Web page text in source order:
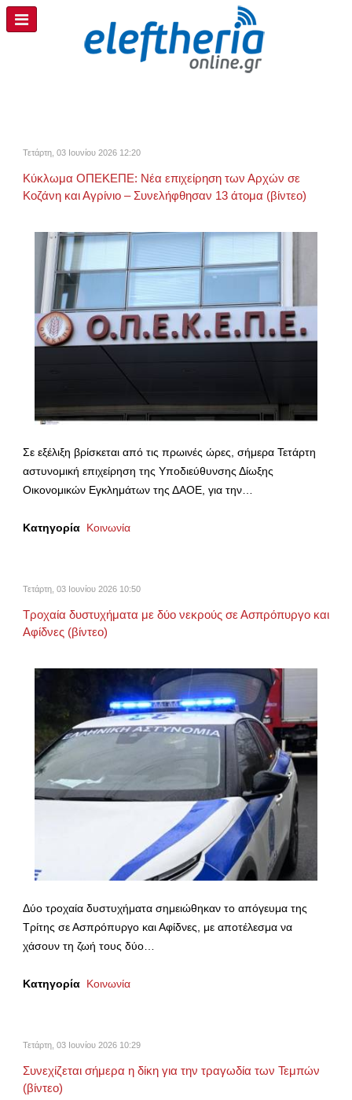
Τετάρτη, 03 Ιουνίου 2026 12:20
Kύκλωμα ΟΠΕΚΕΠΕ: Νέα επιχείρηση των Αρχών σε
Κοζάνη και Αγρίνιο – Συνελήφθησαν 13 άτομα (βίντεο)
Σε εξέλιξη βρίσκεται από τις πρωινές ώρες, σήμερα Τετάρτη
αστυνομική επιχείρηση της Υποδιεύθυνσης Δίωξης
Οικονομικών Εγκλημάτων της ΔΑΟΕ, για την…
Κατηγορία Κοινωνία
Τετάρτη, 03 Ιουνίου 2026 10:50
Τροχαία δυστυχήματα με δύο νεκρούς σε Ασπρόπυργο και
Αφίδνες (βίντεο)
Δύο τροχαία δυστυχήματα σημειώθηκαν το απόγευμα της
Τρίτης σε Ασπρόπυργο και Αφίδνες, με αποτέλεσμα να
χάσουν τη ζωή τους δύο…
Κατηγορία Κοινωνία
Τετάρτη, 03 Ιουνίου 2026 10:29
Συνεχίζεται σήμερα η δίκη για την τραγωδία των Τεμπών
(βίντεο)